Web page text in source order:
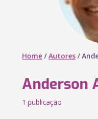
Home /Autores /
Anderson
1 publicação